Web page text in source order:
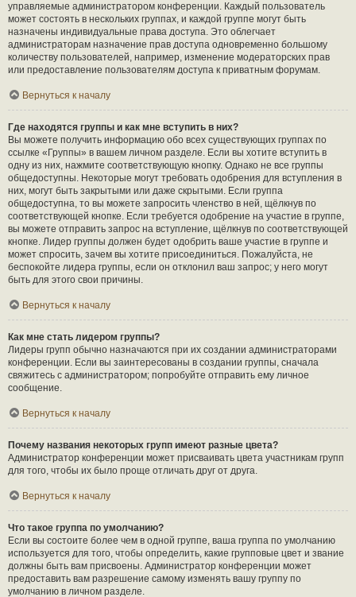
управляемые администратором конференции. Каждый пользователь
может состоять в нескольких группах, и каждой группе могут быть
назначены индивидуальные права доступа. Это облегчает
администраторам назначение прав доступа одновременно большому
количеству пользователей, например, изменение модераторских прав
или предоставление пользователям доступа к приватным форумам.
Вернуться к началу
Где находятся группы и как мне вступить в них?
Вы можете получить информацию обо всех существующих группах по
ссылке «Группы» в вашем личном разделе. Если вы хотите вступить в
одну из них, нажмите соответствующую кнопку. Однако не все группы
общедоступны. Некоторые могут требовать одобрения для вступления в
них, могут быть закрытыми или даже скрытыми. Если группа
общедоступна, то вы можете запросить членство в ней, щёлкнув по
соответствующей кнопке. Если требуется одобрение на участие в группе,
вы можете отправить запрос на вступление, щёлкнув по соответствующей
кнопке. Лидер группы должен будет одобрить ваше участие в группе и
может спросить, зачем вы хотите присоединиться. Пожалуйста, не
беспокойте лидера группы, если он отклонил ваш запрос; у него могут
быть для этого свои причины.
Вернуться к началу
Как мне стать лидером группы?
Лидеры групп обычно назначаются при их создании администраторами
конференции. Если вы заинтересованы в создании группы, сначала
свяжитесь с администратором; попробуйте отправить ему личное
сообщение.
Вернуться к началу
Почему названия некоторых групп имеют разные цвета?
Администратор конференции может присваивать цвета участникам групп
для того, чтобы их было проще отличать друг от друга.
Вернуться к началу
Что такое группа по умолчанию?
Если вы состоите более чем в одной группе, ваша группа по умолчанию
используется для того, чтобы определить, какие групповые цвет и звание
должны быть вам присвоены. Администратор конференции может
предоставить вам разрешение самому изменять вашу группу по
умолчанию в личном разделе.